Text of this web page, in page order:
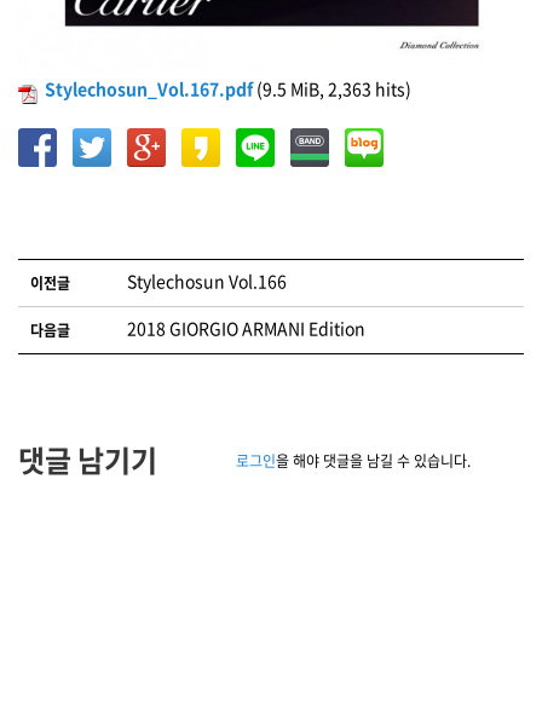
Stylechosun_Vol.167.pdf(9.5 MiB, 2,363 hits)
글 네비게이션
이전글 Stylechosun Vol.166
다음글 2018 GIORGIO ARMANI Edition
댓글 남기기 로그인을 해야 댓글을 남길 수 있습니다.